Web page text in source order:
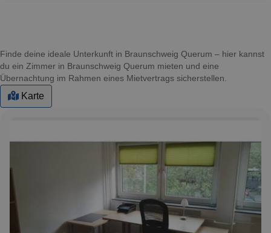
Finde deine ideale Unterkunft in Braunschweig Querum – hier kannst
du ein Zimmer in Braunschweig Querum mieten und eine
Übernachtung im Rahmen eines Mietvertrags sicherstellen.
Karte